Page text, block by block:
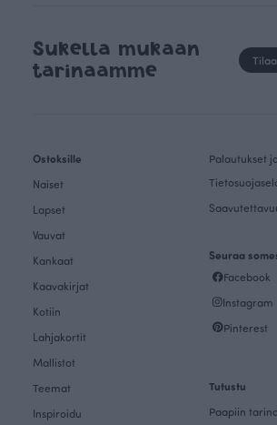
Sukella mukaan
tarinaamme
Ostoksille
Naiset
Lapset
Vauvat
Kankaat
Kaavakirjat
Kotiin
Lahjakortit
Mallistot
Teemat
Inspiroidu
Palautukset
Seuraa
Facebook
Instagram
Pinterest
Tutustu
Paapiin tarina